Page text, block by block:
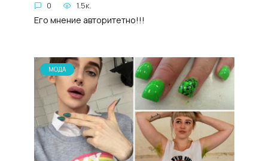
0 1.5к.
Его мнение авторитетно!!!
МОДА